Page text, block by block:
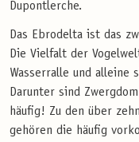
Dupontlerche.
Das Ebrodelta ist das
Die Vielfalt der
Wasserralle und alleine
Darunter sind
häufig! Zu den über
gehören die häufig